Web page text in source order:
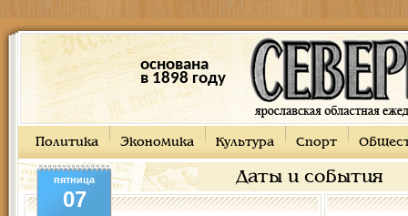
основана
в 1898 году
Политика Экономика Культура Спорт
Даты и события
пятница
07